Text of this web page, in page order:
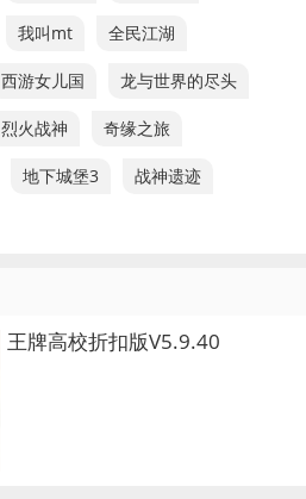
我叫mt 全民江湖
西游女儿国 龙与世界的尽头
烈火战神 奇缘之旅
地下城堡3 战神遗迹
王牌高校折扣版V5.9.40